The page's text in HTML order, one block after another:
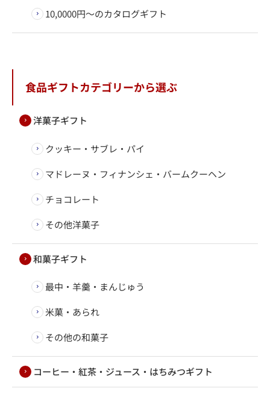
10,0000円～のカタログギフト
食品ギフトカテゴリーから選ぶ
洋菓子ギフト
クッキー・サブレ・パイ
マドレーヌ・フィナンシェ・バームクーヘン
チョコレート
その他洋菓子
和菓子ギフト
最中・羊羹・まんじゅう
米菓・あられ
その他の和菓子
コーヒー・紅茶・ジュース・はちみつギフト